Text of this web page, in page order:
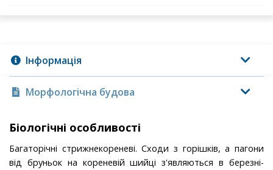
Інформація
Морфологічна будова
Біологічні особливості
Багаторічні стрижнекореневі. Сходи з горішків, а пагони
від бруньок на кореневій шийці з'являються в березні-